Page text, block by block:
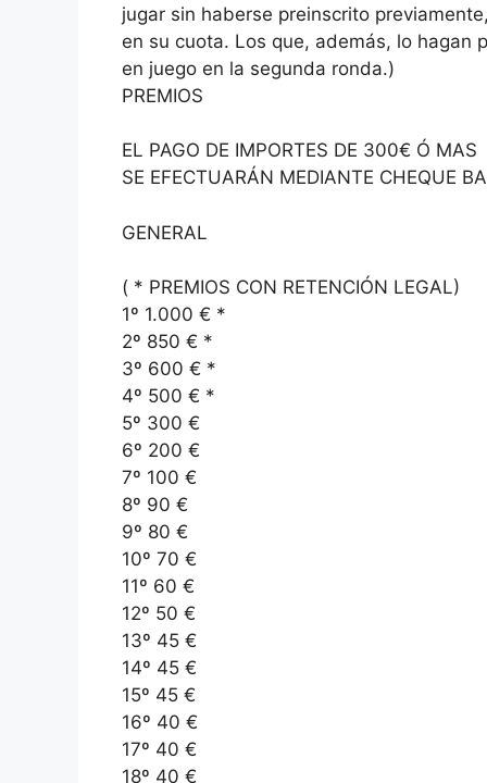
jugar sin haberse preinscrito
en su cuota. Los que, además, lo hagan
en juego en la segunda ronda.)
PREMIOS
EL PAGO DE IMPORTES DE 300€ Ó MAS
SE EFECTUARÁN MEDIANTE CHEQUE
GENERAL
( * PREMIOS CON RETENCIÓN LEGAL)
1º 1.000 € *
2º 850 € *
3º 600 € *
4º 500 € *
5º 300 €
6º 200 €
7º 100 €
8º 90 €
9º 80 €
10º 70 €
11º 60 €
12º 50 €
13º 45 €
14º 45 €
15º 45 €
16º 40 €
17º 40 €
18º 40 €